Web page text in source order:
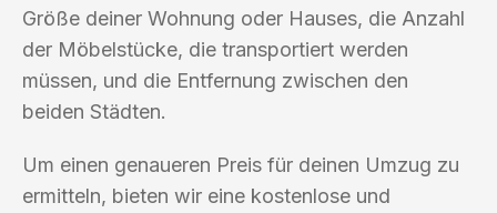
Größe deiner Wohnung oder Hauses, die Anzahl
der Möbelstücke, die transportiert werden
müssen, und die Entfernung zwischen den
beiden Städten.
Um einen genaueren Preis für deinen Umzug zu
ermitteln, bieten wir eine kostenlose und